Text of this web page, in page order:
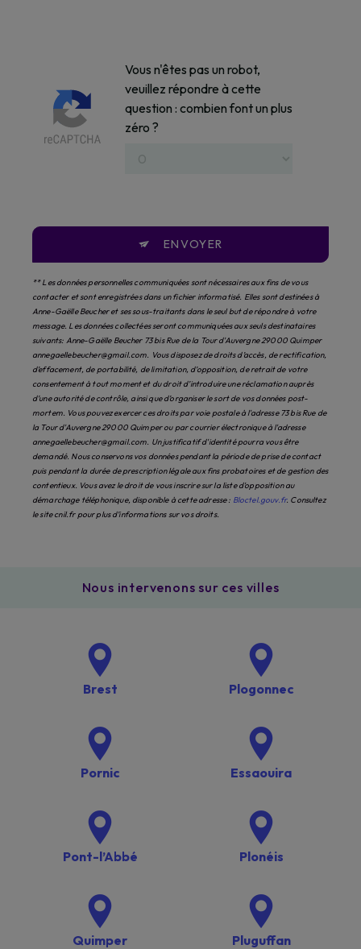
Vous n'êtes pas un robot,
veuillez répondre à cette
question : combien font un plus
zéro ?
ENVOYER
** Les données personnelles communiquées sont nécessaires aux fins de vous
contacter et sont enregistrées dans un fichier informatisé. Elles sont destinées à
Anne-Gaëlle Beucher et ses sous-traitants dans le seul but de répondre à votre
message. Les données collectées seront communiquées aux seuls destinataires
suivants: Anne-Gaëlle Beucher 73 bis Rue de la Tour d'Auvergne 29000 Quimper
annegaellebeucher@gmail.com. Vous disposez de droits d’accès, de rectification,
d’effacement, de portabilité, de limitation, d’opposition, de retrait de votre
consentement à tout moment et du droit d’introduire une réclamation auprès
d’une autorité de contrôle, ainsi que d’organiser le sort de vos données post-
mortem. Vous pouvez exercer ces droits par voie postale à l'adresse 73 bis Rue de
la Tour d'Auvergne 29000 Quimper ou par courrier électronique à l'adresse
annegaellebeucher@gmail.com. Un justificatif d'identité pourra vous être
demandé. Nous conservons vos données pendant la période de prise de contact
puis pendant la durée de prescription légale aux fins probatoires et de gestion des
contentieux. Vous avez le droit de vous inscrire sur la liste d'opposition au
démarchage téléphonique, disponible à cette adresse : Bloctel.gouv.fr. Consultez
le site cnil.fr pour plus d’informations sur vos droits.
Nous intervenons sur ces villes
Brest Plogonnec
Pornic Essaouira
Pont-l’Abbé Plonéis
Quimper Pluguffan